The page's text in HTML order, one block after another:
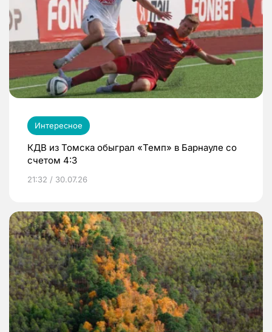
Интересное
КДВ из Томска обыграл «Темп» в Барнауле со
счетом 4:3
21:32 / 30.07.26